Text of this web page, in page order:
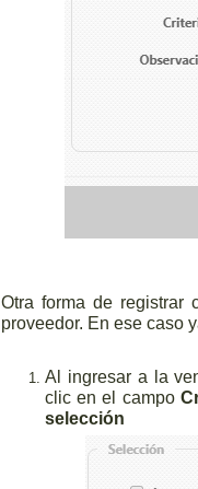
Otra forma de registrar
proveedor. En ese caso
Al ingresar a la
clic en el campo
selección